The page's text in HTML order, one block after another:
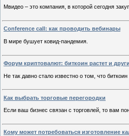
Мвидео – это компания, в которой сегодня
Conference call: как проводить вебинары
В мире бушует ковид-пандемия.
Форум криптовалют: биткоин растет и
Не так давно стало известно о том, что
Как выбрать торговые перегородки
Если ваш бизнес связан с торговлей, то вам
Кому может потребоваться изготовление